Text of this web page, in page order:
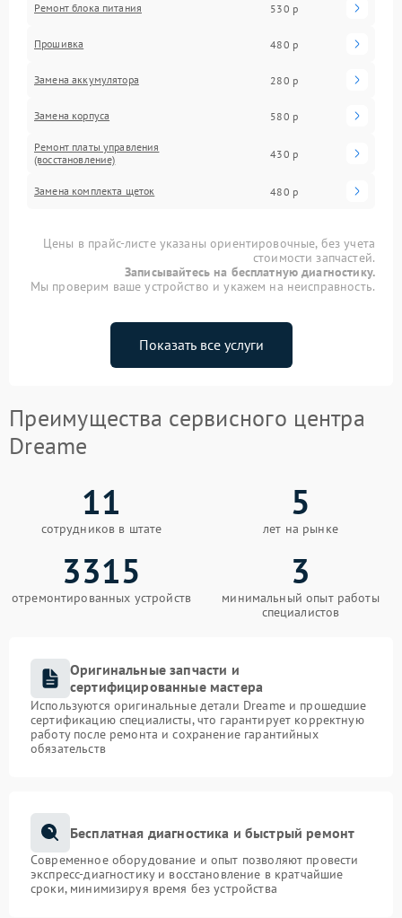
Ремонт блока питания 530 р
Прошивка 480 р
Замена аккумулятора 280 р
Замена корпуса 580 р
Ремонт платы управления
(восстановление)
430 р
Замена комплекта щеток 480 р
Цены в прайс-листе указаны ориентировочные, без учета
стоимости запчастей.
Записывайтесь на бесплатную диагностику.
Мы проверим ваше устройство и укажем на неисправность.
Показать все услуги
Преимущества сервисного центра
Dreame
11
сотрудников в штате
5
лет на рынке
3315
отремонтированных устройств
3
минимальный опыт работы
специалистов
Оригинальные запчасти и
сертифицированные мастера
Используются оригинальные детали Dreame и прошедшие
сертификацию специалисты, что гарантирует корректную
работу после ремонта и сохранение гарантийных
обязательств
Бесплатная диагностика и быстрый ремонт
Современное оборудование и опыт позволяют провести
экспресс-диагностику и восстановление в кратчайшие
сроки, минимизируя время без устройства